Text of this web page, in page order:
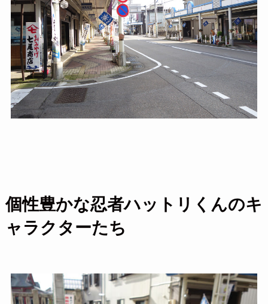
個性豊かな忍者ハットリくんのキ
ャラクターたち